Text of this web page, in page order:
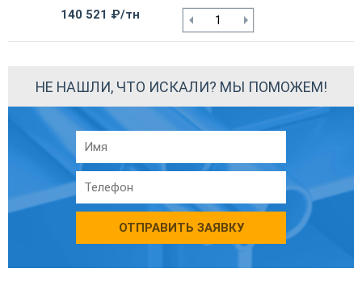
140 521 ₽/тн
НЕ НАШЛИ, ЧТО ИСКАЛИ? МЫ ПОМОЖЕМ!
ОТПРАВИТЬ ЗАЯВКУ